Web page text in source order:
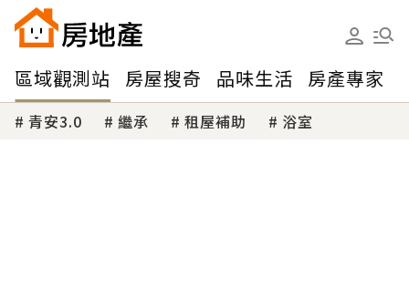
區域觀測站 房屋搜奇 品味生活 房產專家
青安3.0 繼承 租屋補助 浴室